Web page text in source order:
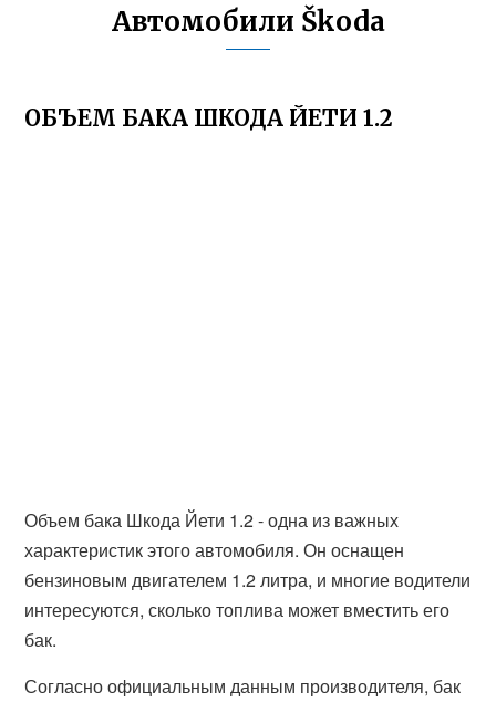
Автомобили Škoda
ОБЪЕМ БАКА ШКОДА ЙЕТИ 1.2
Объем бака Шкода Йети 1.2 - одна из важных
характеристик этого автомобиля. Он оснащен
бензиновым двигателем 1.2 литра, и многие водители
интересуются, сколько топлива может вместить его
бак.
Согласно официальным данным производителя, бак